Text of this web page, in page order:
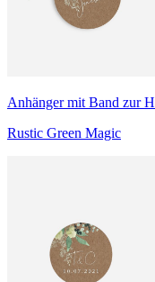
Anhänger mit Band zur
Rustic Green Magic